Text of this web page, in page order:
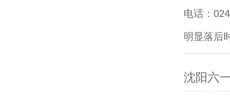
电话：
明显落后
沈阳六